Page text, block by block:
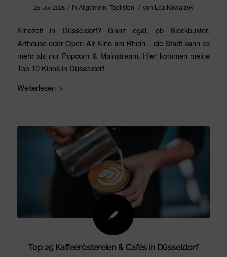
25. Juli 2026 / in Allgemein Toplisten / von Lea Kowalzyk
Kinozeit in Düsseldorf? Ganz egal, ob Blockbuster,
Arthouse oder Open-Air-Kino am Rhein – die Stadt kann es
mehr als nur Popcorn & Mainstream. Hier kommen meine
Top 10 Kinos in Düsseldorf.
Weiterlesen
Top 25 Kaffeeröstereien & Cafés in Düsseldorf